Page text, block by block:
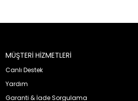
MÜŞTERİ HİZMETLERİ
Canlı Destek
Yardım
Garanti & İade Sorgulama